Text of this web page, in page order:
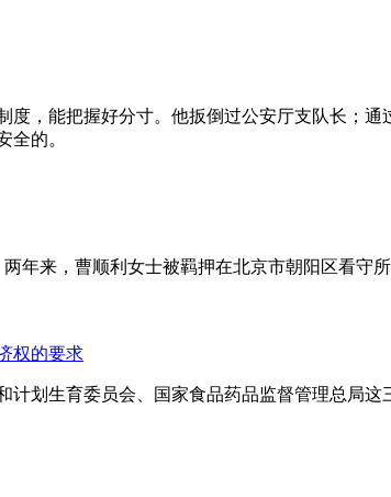
，能把握好分寸。他扳倒过公安厅支队长；
全的。
年来，曹顺利女士被羁押在北京市朝阳区看
权的要求
划生育委员会、国家食品药品监督管理总局